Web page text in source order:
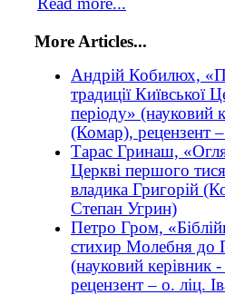
More Articles...
Андрій Кобилюх,
традиції Київської
періоду» (науковий
(Комар), рецензент
Тарас Гринаш,
Церкві першого
владика Григорій
Степан Угрин)
Петро Гром,
стихир Молебня до
(науковий керівник
рецензент – о. ліц.